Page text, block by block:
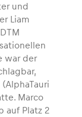
anzeigen
und
Liam
war der
Marco
auf Platz 2